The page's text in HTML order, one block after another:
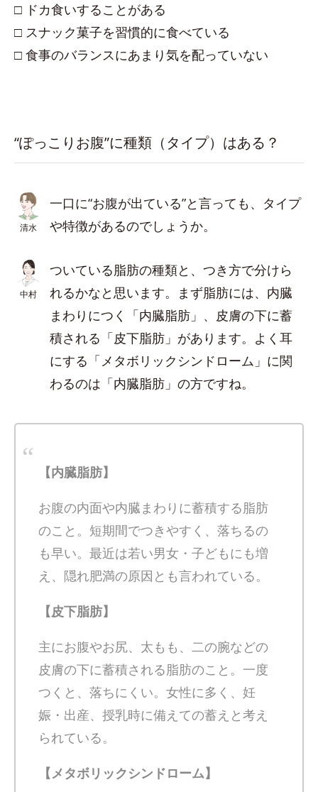
□ ドカ食いすることがある
□ スナック菓子を習慣的に食べている
□ 食事のバランスにあまり気を配っていない
“ぽっこりお腹”に種類（タイプ）はある？
清水
一口に“お腹が出ている”と言っても、タイプ
や特徴があるのでしょうか。
中村
ついている脂肪の種類と、つき方で分けら
れるかなと思います。まず脂肪には、内臓
まわりにつく「内臓脂肪」、皮膚の下に蓄
積される「皮下脂肪」があります。よく耳
にする「メタボリックシンドローム」に関
わるのは「内臓脂肪」の方ですね。
【内臓脂肪】
お腹の内面や内臓まわりに蓄積する脂肪
のこと。短期間でつきやすく、落ちるの
も早い。最近は若い男女・子どもにも増
え、隠れ肥満の原因とも言われている。
【皮下脂肪】
主にお腹やお尻、太もも、二の腕などの
皮膚の下に蓄積される脂肪のこと。一度
つくと、落ちにくい。女性に多く、妊
娠・出産、授乳時に備えての蓄えと考え
られている。
【メタボリックシンドローム】